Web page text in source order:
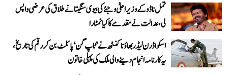
تمل ناڈو کے وزیر اعلیٰ وجئے کی بیوی سنگیتا نے طلاق کی عرضی واپس
لی، عدالت نے مقدمے کا کیا نمٹارا
اسکواڈرن لیڈر بھاؤنا کنٹھ نے ’ٹاپ گن‘ پائلٹ بن کر رقم کی تاریخ،
یہ کارنامہ انجام دینے والی ملک کی پہلی خاتون